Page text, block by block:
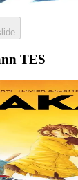
TES
lennad
war un enez